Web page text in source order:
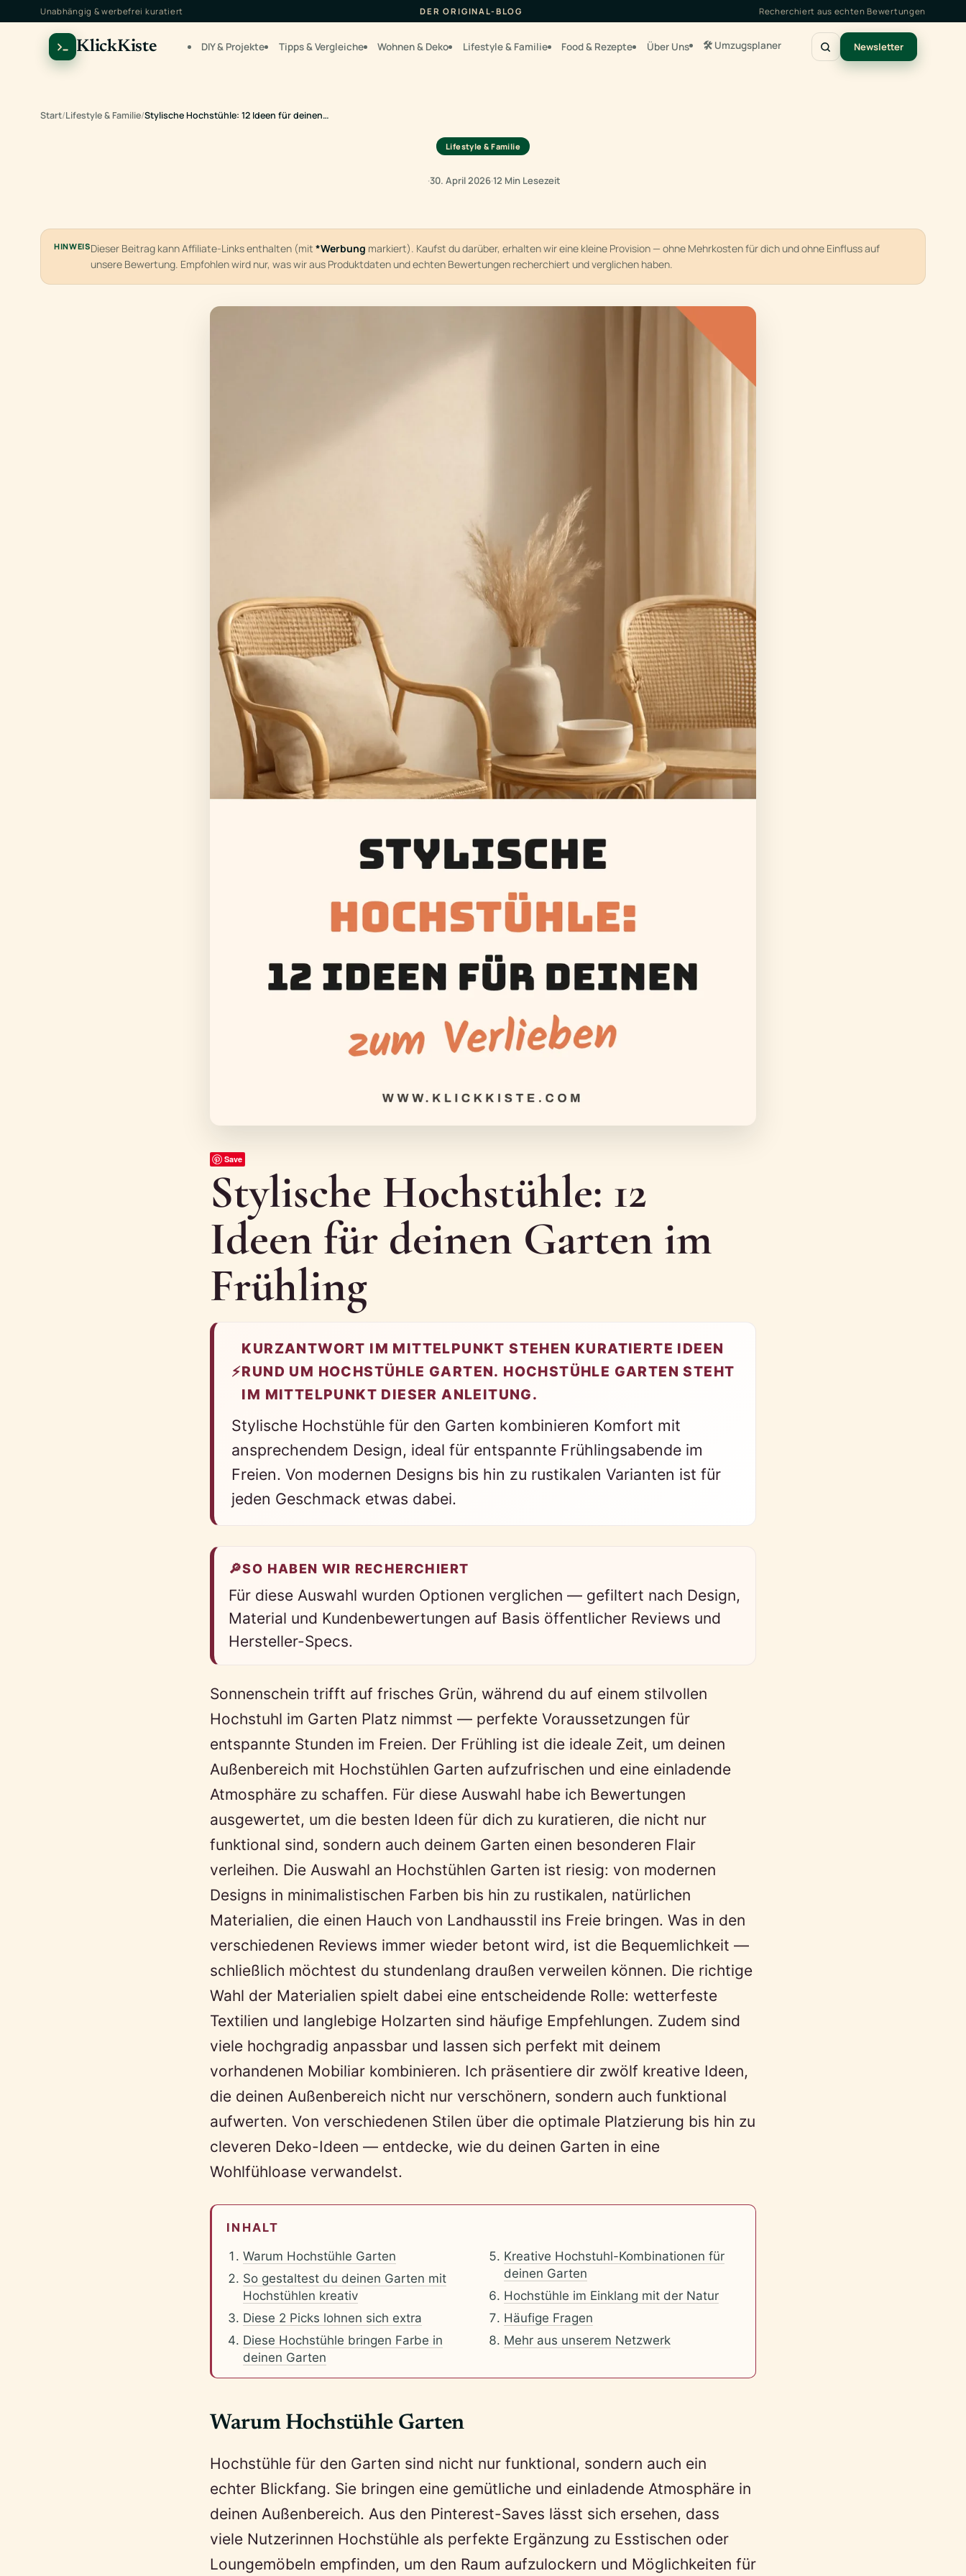
Unabhängig & werbefrei kuratiert DER ORIGINAL-BLOG Recherchiert aus echten Bewertungen
KlickKiste DIY & Projekte Tipps & Vergleiche Wohnen & Deko Lifestyle & Familie Food & Rezepte Über Uns 🛠️ Umzugsplaner Newsletter
Start/Lifestyle & Familie/Stylische Hochstühle: 12 Ideen für deinen…
Lifestyle & Familie
·30. April 2026·12 Min Lesezeit
HINWEISDieser Beitrag kann Affiliate-Links enthalten (mit *Werbung markiert). Kaufst du darüber, erhalten wir eine kleine Provision — ohne Mehrkosten für dich und ohne Einfluss auf
unsere Bewertung. Empfohlen wird nur, was wir aus Produktdaten und echten Bewertungen recherchiert und verglichen haben.
Save
Stylische Hochstühle: 12
Ideen für deinen Garten im
Frühling
⚡
KURZANTWORT IM MITTELPUNKT STEHEN KURATIERTE IDEEN
RUND UM HOCHSTÜHLE GARTEN. HOCHSTÜHLE GARTEN STEHT
IM MITTELPUNKT DIESER ANLEITUNG.
Stylische Hochstühle für den Garten kombinieren Komfort mit
ansprechendem Design, ideal für entspannte Frühlingsabende im
Freien. Von modernen Designs bis hin zu rustikalen Varianten ist für
jeden Geschmack etwas dabei.
🔎SO HABEN WIR RECHERCHIERT
Für diese Auswahl wurden Optionen verglichen — gefiltert nach Design,
Material und Kundenbewertungen auf Basis öffentlicher Reviews und
Hersteller-Specs.
Sonnenschein trifft auf frisches Grün, während du auf einem stilvollen
Hochstuhl im Garten Platz nimmst — perfekte Voraussetzungen für
entspannte Stunden im Freien. Der Frühling ist die ideale Zeit, um deinen
Außenbereich mit Hochstühlen Garten aufzufrischen und eine einladende
Atmosphäre zu schaffen. Für diese Auswahl habe ich Bewertungen
ausgewertet, um die besten Ideen für dich zu kuratieren, die nicht nur
funktional sind, sondern auch deinem Garten einen besonderen Flair
verleihen. Die Auswahl an Hochstühlen Garten ist riesig: von modernen
Designs in minimalistischen Farben bis hin zu rustikalen, natürlichen
Materialien, die einen Hauch von Landhausstil ins Freie bringen. Was in den
verschiedenen Reviews immer wieder betont wird, ist die Bequemlichkeit —
schließlich möchtest du stundenlang draußen verweilen können. Die richtige
Wahl der Materialien spielt dabei eine entscheidende Rolle: wetterfeste
Textilien und langlebige Holzarten sind häufige Empfehlungen. Zudem sind
viele hochgradig anpassbar und lassen sich perfekt mit deinem
vorhandenen Mobiliar kombinieren. Ich präsentiere dir zwölf kreative Ideen,
die deinen Außenbereich nicht nur verschönern, sondern auch funktional
aufwerten. Von verschiedenen Stilen über die optimale Platzierung bis hin zu
cleveren Deko-Ideen — entdecke, wie du deinen Garten in eine
Wohlfühloase verwandelst.
INHALT
Warum Hochstühle Garten
So gestaltest du deinen Garten mit
Hochstühlen kreativ
Diese 2 Picks lohnen sich extra
Diese Hochstühle bringen Farbe in
deinen Garten
Kreative Hochstuhl-Kombinationen für
deinen Garten
Hochstühle im Einklang mit der Natur
Häufige Fragen
Mehr aus unserem Netzwerk
Warum Hochstühle Garten
Hochstühle für den Garten sind nicht nur funktional, sondern auch ein
echter Blickfang. Sie bringen eine gemütliche und einladende Atmosphäre in
deinen Außenbereich. Aus den Pinterest-Saves lässt sich ersehen, dass
viele Nutzerinnen Hochstühle als perfekte Ergänzung zu Esstischen oder
Loungemöbeln empfinden, um den Raum aufzulockern und Möglichkeiten für